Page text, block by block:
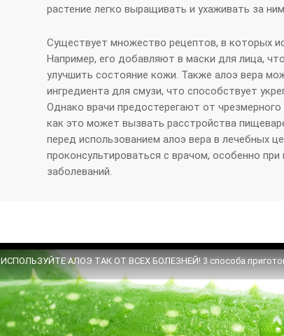
растение легко выращивать и ухаживать за ним.
Существует множество рецептов, в которых
Например, его добавляют в маски для лица,
улучшить состояние кожи. Также алоэ вера
ингредиента для смузи, что способствует
Однако врачи предостерегают от чрезмерного
как это может вызвать расстройства
перед использованием алоэ вера в лечебных
проконсультироваться с врачом, особенно при
заболеваний.
ИСПОЛЬЗУЙТЕ АЛОЭ ТАК ОТ ВСЕХ БОЛЕЗНЕЙ! 3 способа